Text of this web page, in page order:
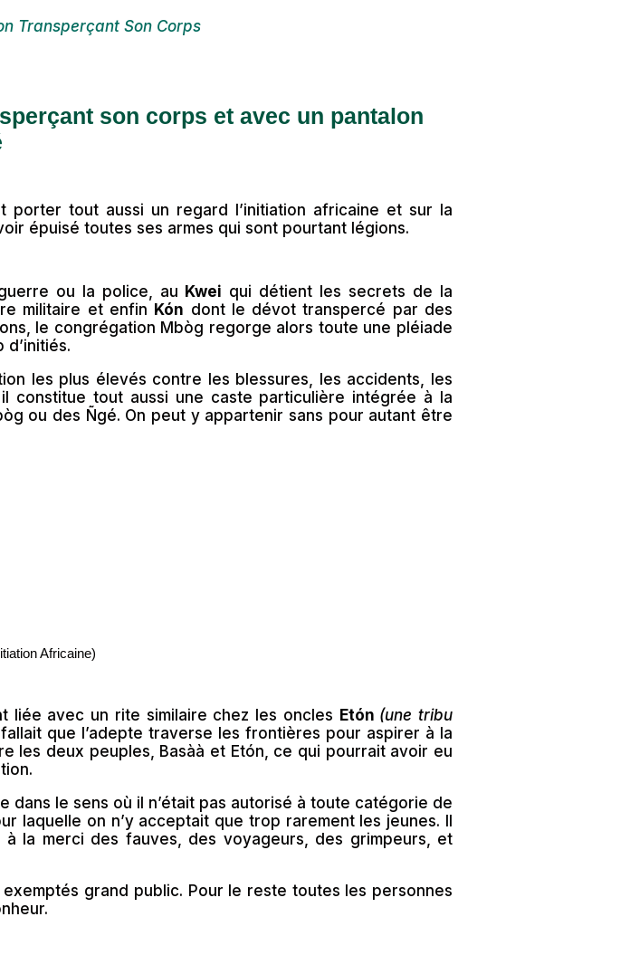
Transperçant Son Corps
son corps et avec un pantalon
tout aussi un regard l’initiation africaine et sur la
épuisé toutes ses armes qui sont pourtant légions.
ou la police, au Kwei qui détient les secrets de la
militaire et enfin Kón dont le dévot transpercé par des
le congrégation Mbòg regorge alors toute une pléiade
les plus élevés contre les blessures, les accidents, les
constitue tout aussi une caste particulière intégrée à la
ou des Ñgé. On peut y appartenir sans pour autant être
Africaine)
liée avec un rite similaire chez les oncles Etón (une tribu
fallait que l’adepte traverse les frontières pour aspirer à la
les deux peuples, Basàà et Etón, ce qui pourrait avoir eu
dans le sens où il n’était pas autorisé à toute catégorie de
laquelle on n’y acceptait que trop rarement les jeunes. Il
la merci des fauves, des voyageurs, des grimpeurs, et
grand public. Pour le reste toutes les personnes